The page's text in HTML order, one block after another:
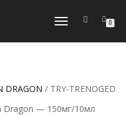
МОБІЛЬНЕ
0
DRAGON / TRY-TRENOGED
Dragon — 150мг/10мл